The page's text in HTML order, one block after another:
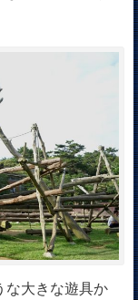
な大きな遊具か